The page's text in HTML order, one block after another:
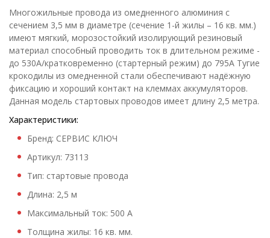
Многожильные провода из омедненного алюминия с
сечением 3,5 мм в диаметре (сечение 1-й жилы – 16 кв. мм.)
имеют мягкий, морозостойкий изолирующий резиновый
материал способный проводить ток в длительном режиме -
до 530А/кратковременно (стартерный режим) до 795А Тугие
крокодилы из омедненной стали обеспечивают надёжную
фиксацию и хороший контакт на клеммах аккумуляторов.
Данная модель стартовых проводов имеет длину 2,5 метра.
Характеристики:
Бренд: СЕРВИС КЛЮЧ
Артикул: 73113
Тип: стартовые провода
Длина: 2,5 м
Максимальный ток: 500 А
Толщина жилы: 16 кв. мм.